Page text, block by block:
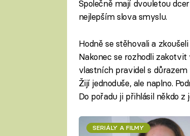
Společně mají dvouletou
nejlepším slova smyslu.
Hodně se stěhovali a
Nakonec se rozhodli
vlastních pravidel s
Žijí jednoduše, ale naplno.
Do pořadu ji přihlásil někdo
SERIÁLY A FILMY